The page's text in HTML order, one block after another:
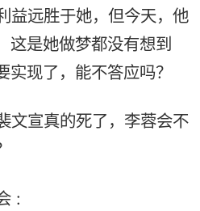
益远胜于她，但今天，他
这是她做梦都没有想到
现了，能不答应吗？
文宣真的死了，李蓉会不
: